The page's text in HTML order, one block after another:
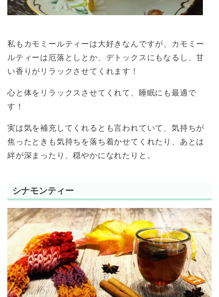
私もカモミールティーは大好きなんですが、カモミー
ルティーは厄落としとか、デトックスにもなるし、甘
い香りがリラックさせてくれます！
心と体をリラックスさせてくれて、睡眠にも最適で
す！
実は気を補充してくれるとも言われていて、気持ちが
焦ったときも気持ちを落ち着かせてくれたり、あとは
絆が深まったり、穏やかになれたりと。
シナモンティー